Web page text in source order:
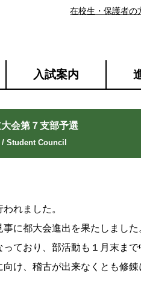
入試案内
在校生・保護者の
会第７支部予選
れました。
に都大会進出を果たしました
ており、部活動も１月末まで
け、稽古が出来なくとも修